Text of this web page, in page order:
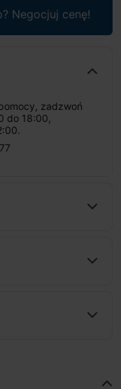
Negocjuj cenę!
zadzwoń
do 18:00,